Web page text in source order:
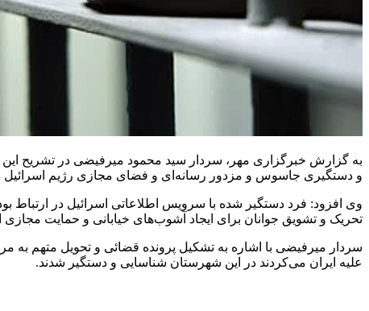
به گزارش خبرگزاری مهر، سردار سید محمود میرفیضی در تشریح
و دستگیری جاسوس و مزدور رسانه‌ای و فضای مجازی رژیم
وی افزود: فرد دستگیر شده با سرویس اطلاعاتی اسرائیل در ارتباط
تحریک و تشویق جوانان برای ایجاد آشوب‌های خیابانی و حمایت
سردار میرفیضی با اشاره به تشکیل پرونده قضائی و تحویل متهم به
علیه ایران می‌کردند در این شهرستان شناسایی و دستگیر شدند.